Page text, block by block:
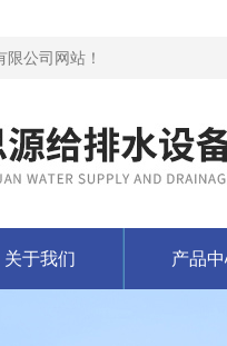
公司网站！
关于我们 产品